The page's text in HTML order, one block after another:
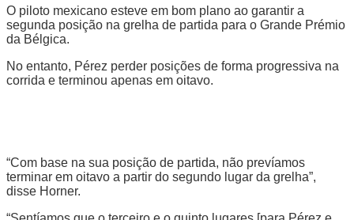
O piloto mexicano esteve em bom plano ao garantir a
segunda posição na grelha de partida para o Grande Prémio
da Bélgica.
No entanto, Pérez perder posições de forma progressiva na
corrida e terminou apenas em oitavo.
“Com base na sua posição de partida, não prevíamos
terminar em oitavo a partir do segundo lugar da grelha”,
disse Horner.